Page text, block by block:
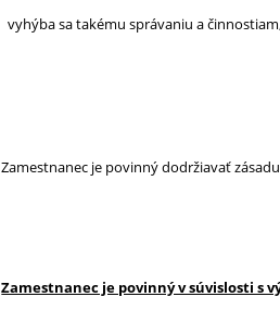
vyhýba sa takému správaniu a
Zamestnanec je povinný dodržiavať
Zamestnanec je povinný v súvislosti s